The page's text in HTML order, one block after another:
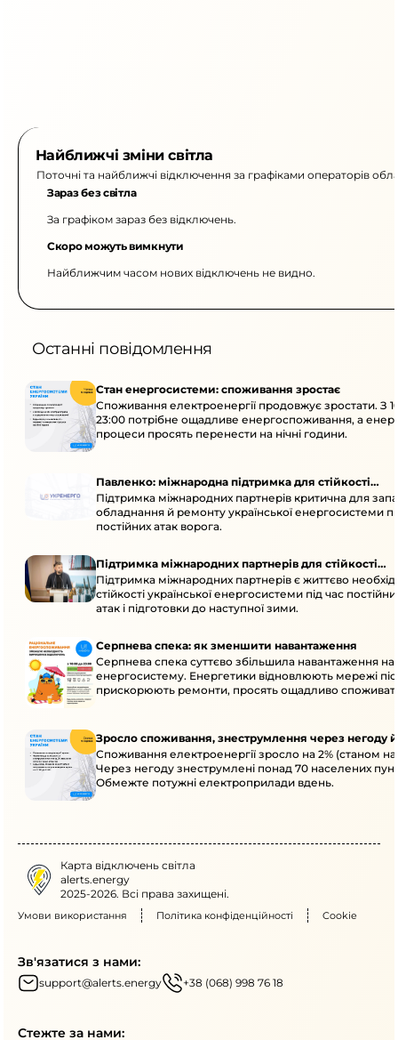
Найближчі зміни світла
Поточні та найближчі відключення за графіками операторів
Зараз без світла
За графіком зараз без відключень.
Скоро можуть вимкнути
Найближчим часом нових відключень не видно.
Останні повідомлення
Стан енергосистеми: споживання зростає
Споживання електроенергії продовжує зростати. З
23:00 потрібне ощадливе енергоспоживання, а
процеси просять перенести на нічні години.
Павленко: міжнародна підтримка для стійкості
енергосистеми
Підтримка міжнародних партнерів критична для
обладнання й ремонту української енергосистеми
постійних атак ворога.
Підтримка міжнародних партнерів для стійкості
енергосистеми
Підтримка міжнародних партнерів є життєво
стійкості української енергосистеми під час
атак і підготовки до наступної зими.
Серпнева спека: як зменшити навантаження
Серпнева спека суттєво збільшила навантаження на
енергосистему. Енергетики відновлюють мережі
прискорюють ремонти, просять ощадливо
Зросло споживання, знеструмлення через негоду
Споживання електроенергії зросло на 2% (станом на
Через негоду знеструмлені понад 70 населених
Обмежте потужні електроприлади вдень.
Карта відключень світла
alerts.energy
2025-2026. Всі права захищені.
Умови використання Політика конфіденційності Cookie
Зв'язатися з нами:
support@alerts.energy +38 (068) 998 76 18
Стежте за нами: